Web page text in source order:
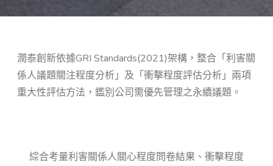
潤泰創新依據GRI Standards(2021)架構，整合「利害關
係人議題關注程度分析」及「衝擊程度評估分析」兩項
重大性評估方法，鑑別公司需優先管理之永續議題。
綜合考量利害關係人關心程度問卷結果、衝擊程度